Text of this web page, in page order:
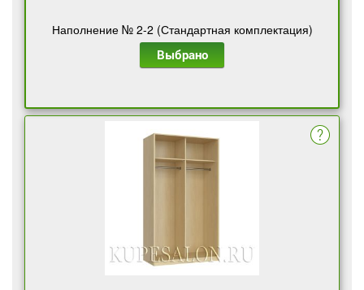
Наполнение № 2-2 (Стандартная комплектация)
Выбрано